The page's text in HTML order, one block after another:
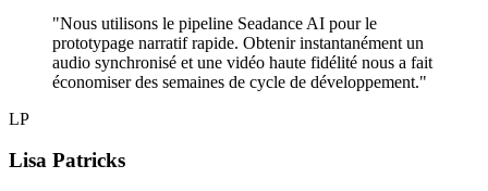
"Nous utilisons le pipeline Seadance AI pour le
prototypage narratif rapide. Obtenir instantanément un
audio synchronisé et une vidéo haute fidélité nous a fait
économiser des semaines de cycle de développement."
LP
Lisa Patricks